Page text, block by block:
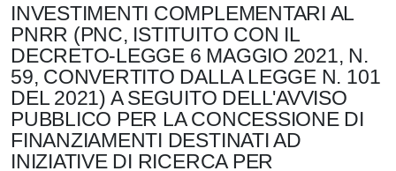
INVESTIMENTI COMPLEMENTARI AL
PNRR (PNC, ISTITUITO CON IL
DECRETO-LEGGE 6 MAGGIO 2021, N.
59, CONVERTITO DALLA LEGGE N. 101
DEL 2021) A SEGUITO DELL'AVVISO
PUBBLICO PER LA CONCESSIONE DI
FINANZIAMENTI DESTINATI AD
INIZIATIVE DI RICERCA PER